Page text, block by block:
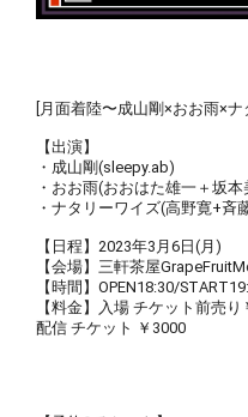
[⽉⾯着陸〜成⼭剛×おお⾬×ナ
【出演】
・成⼭剛(sleepy.ab)
・おお⾬(おおはた雄⼀＋坂本
・ナタリーワイズ(⾼野寛+⻫
【⽇程】2023年3⽉6⽇(⽉)
【会場】三軒茶屋
【時間】OPEN18:30/
【料⾦】入場 チケット前売り
配信 チケット ￥3000